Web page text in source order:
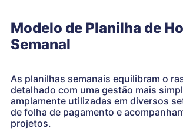
Modelo de Planilha de
Semanal
As planilhas semanais equilibram o
detalhado com uma gestão mais
amplamente utilizadas em diversos
de folha de pagamento e
projetos.